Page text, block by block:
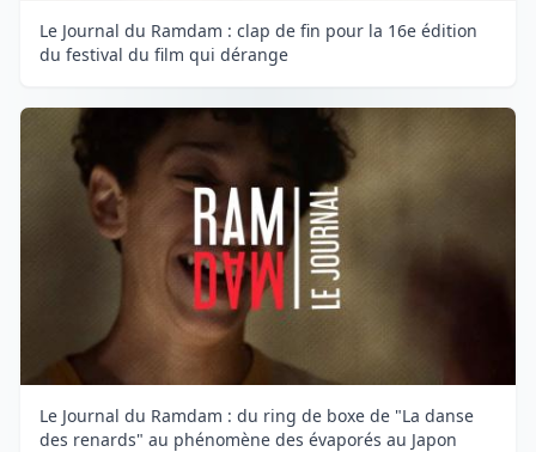
Le Journal du Ramdam : clap de fin pour la 16e édition
du festival du film qui dérange
Le Journal du Ramdam : du ring de boxe de "La danse
des renards" au phénomène des évaporés au Japon